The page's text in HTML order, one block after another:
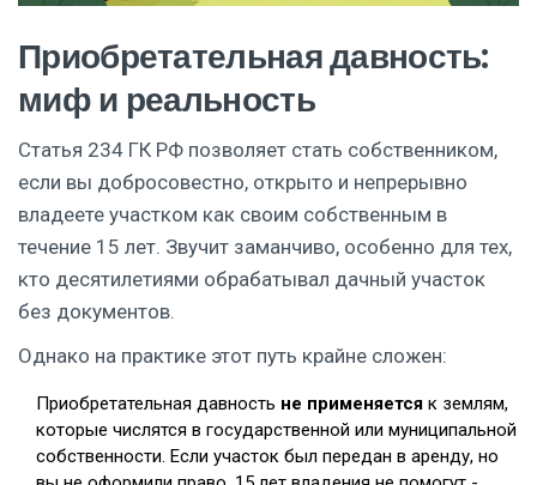
Приобретательная давность:
миф и реальность
Статья 234 ГК РФ позволяет стать собственником,
если вы добросовестно, открыто и непрерывно
владеете участком как своим собственным в
течение 15 лет. Звучит заманчиво, особенно для тех,
кто десятилетиями обрабатывал дачный участок
без документов.
Однако на практике этот путь крайне сложен:
Приобретательная давность не применяется к землям,
которые числятся в государственной или муниципальной
собственности. Если участок был передан в аренду, но